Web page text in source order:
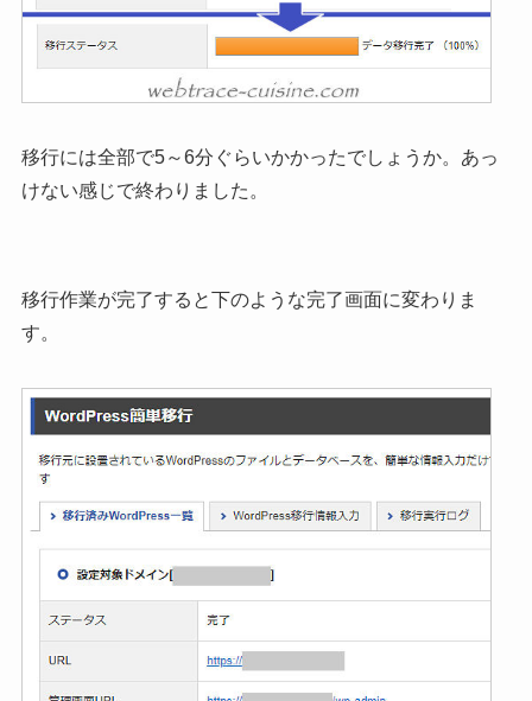
移行には全部で5～6分ぐらいかかったでしょうか。あっ
けない感じで終わりました。
移行作業が完了すると下のような完了画面に変わりま
す。